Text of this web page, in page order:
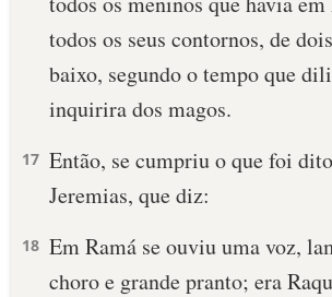
todos os seus contornos, de
baixo, segundo o tempo que
inquirira dos magos.
17 Então, se cumpriu o que foi
Jeremias, que diz:
18 Em Ramá se ouviu uma voz,
choro e grande pranto; era